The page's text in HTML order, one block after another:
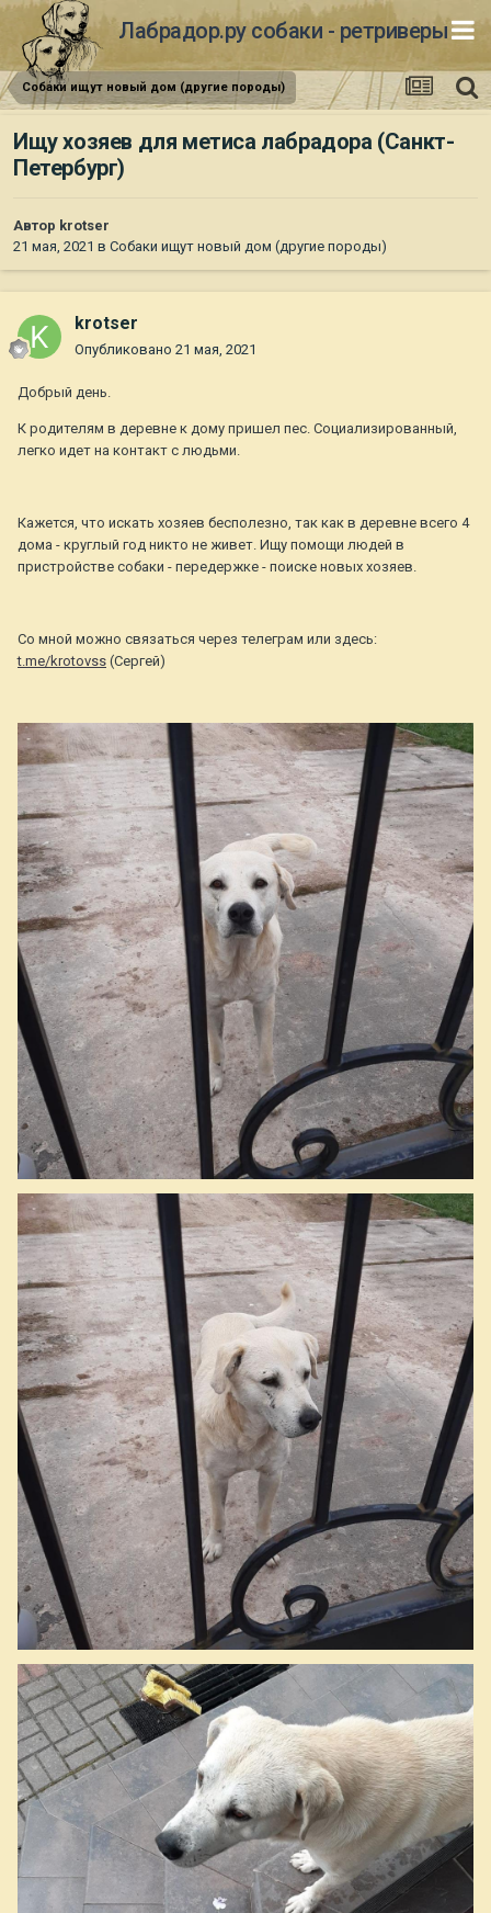
Лабрадор.ру собаки - ретриверы
Собаки ищут новый дом (другие породы)
Ищу хозяев для метиса лабрадора (Санкт-
Петербург)
Автор krotser
21 мая, 2021 в Собаки ищут новый дом (другие породы)
krotser
Опубликовано 21 мая, 2021
Добрый день.
К родителям в деревне к дому пришел пес. Социализированный,
легко идет на контакт с людьми.
Кажется, что искать хозяев бесполезно, так как в деревне всего 4
дома - круглый год никто не живет. Ищу помощи людей в
пристройстве собаки - передержке - поиске новых хозяев.
Со мной можно связаться через телеграм или здесь:
t.me/krotovss (Сергей)